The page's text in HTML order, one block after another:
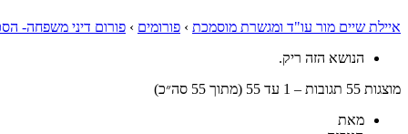
איילת שיים מור עו"ד ומגשרת מוסמכת › פורומים › פורום דיני משפחה-
הנושא הזה ריק.
מוצגות 55 תגובות – 1 עד 55 (מתוך 55 סה״כ)
מאת